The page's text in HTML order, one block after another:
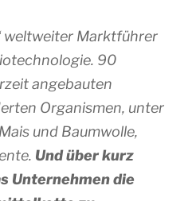
weltweiter Marktführer
90
angebauten
Organismen, unter
und Baumwolle,
Und über kurz
Unternehmen die